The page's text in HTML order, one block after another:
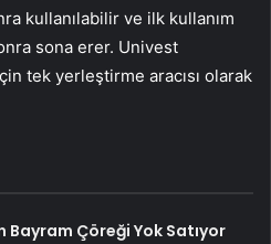
kullanılabilir ve ilk kullanım
sona erer. Univest
tek yerleştirme aracısı olarak
Bayram Çöreği Yok Satıyor